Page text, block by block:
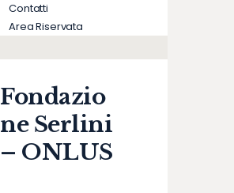
Contatti
Area Riservata
Fondazio
ne Serlini
– ONLUS